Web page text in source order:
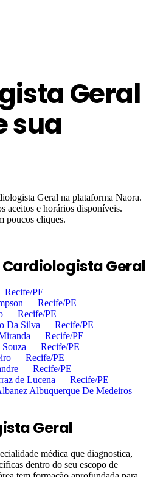
Geral
sua
Geral na plataforma Naora.
aceitos e horários disponíveis.
poucos cliques.
Geral
Recife/PE
— Recife/PE
— Recife/PE
Da Silva — Recife/PE
— Recife/PE
— Recife/PE
— Recife/PE
— Recife/PE
de Lucena — Recife/PE
Albuquerque De Medeiros —
Geral
médica que diagnostica,
dentro do seu escopo de